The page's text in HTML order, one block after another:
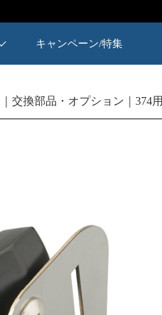
キャンペーン/特集
交換部品・オプション 374用